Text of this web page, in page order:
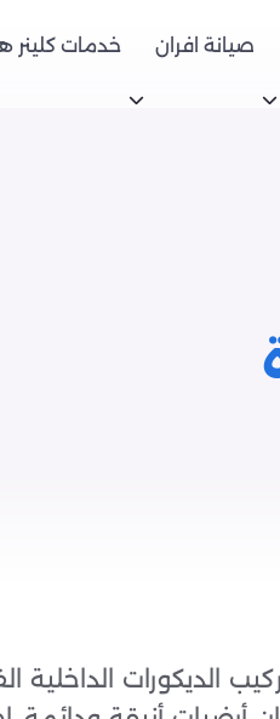
صيانة افران خدمات كلينر
الديكورات الداخلية